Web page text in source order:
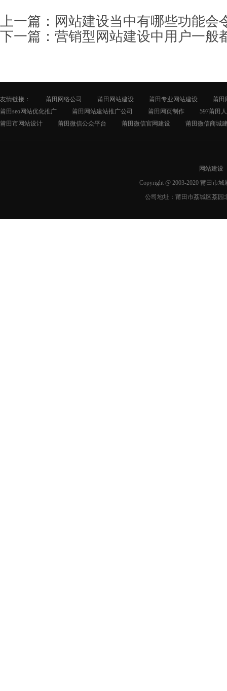
上一篇： 网站建设当中有哪些功能会
下一篇： 营销型网站建设中用户一般
友情链接： 莆田网络公司 莆田网站建设 莆田专业网站建设
莆田
莆田seo网站优化推广
莆田网站建站推广公司 莆田网页制作
597莆田
莆田市网站设计
莆田微信公众平台 莆田微信官网建设 莆田微信商城
网站建设
Copyright @ 2003-2020 莆田市
公司地址：莆田市荔城区荔